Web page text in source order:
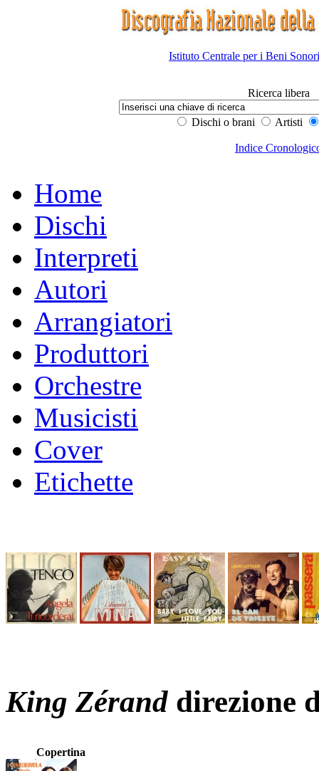
Istituto Centrale per i Beni
Ricerca libera
Dischi o brani Artisti
Indice
Home
Dischi
Interpreti
Autori
Arrangiatori
Produttori
Orchestre
Musicisti
Cover
Etichette
King Zérand direzione
Copertina